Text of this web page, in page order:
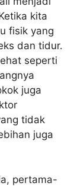
kita
fisik yang
dan tidur.
seperti
juga
tidak
juga
pertama-